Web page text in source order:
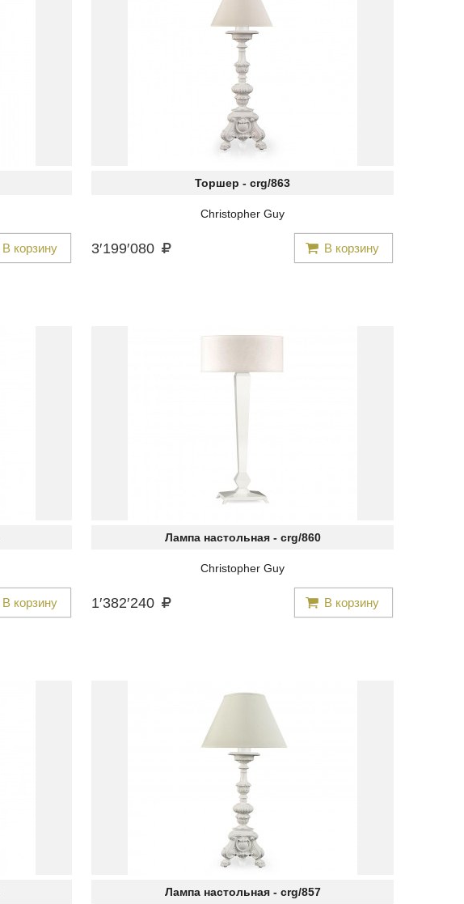
В корзину
Торшер - crg/863
Christopher Guy
3′199′080 В корзину
В корзину
Лампа настольная - crg/860
Christopher Guy
1′382′240 В корзину
Лампа настольная - crg/857